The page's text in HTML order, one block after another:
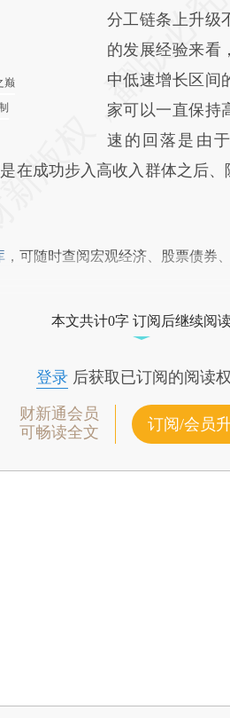
巅
分工链条上升级
的发展经验来看
中低速增长区间
家可以一直保持
速的回落是由
在成功步入高收入群体之后
，可随时查阅宏观经济、股票债券
本文共计0字 订阅后继续阅
登录后获取已订阅的阅读
财新通会员
可畅读全文
订阅/会员